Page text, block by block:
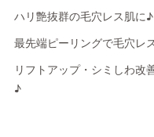
ハリ艶抜群の毛穴レス肌に♪
最先端ピーリングで毛穴レ
リフトアップ・シミしわ改
♪